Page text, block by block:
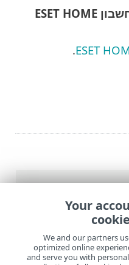
ESET HOME
כיצד אוכל לחבר מכשיר לחשבון ESET HOME
.
Your
We and our partners
optimized online
and serve you with